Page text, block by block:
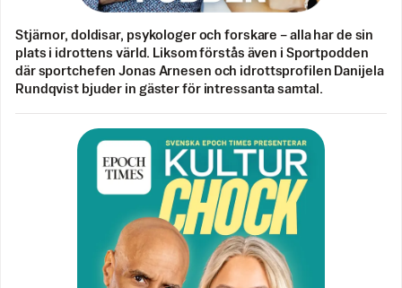
Stjärnor, doldisar, psykologer och forskare – alla har de sin
plats i idrottens värld. Liksom förstås även i Sportpodden
där sportchefen Jonas Arnesen och idrottsprofilen Danijela
Rundqvist bjuder in gäster för intressanta samtal.